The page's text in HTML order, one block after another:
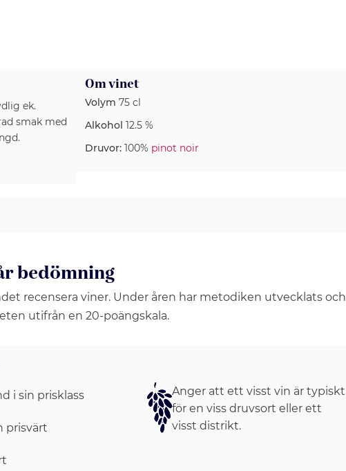
ek.
smak med
Om vinet
Volym 75 cl
Alkohol 12.5 %
Druvor: 100% pinot noir
bedömning
recensera viner. Under åren har metodiken utvecklats och
utifrån en 20-poängskala.
i sin prisklass
prisvärt
Anger att ett visst vin är typiskt
för en viss druvsort eller ett
visst distrikt.